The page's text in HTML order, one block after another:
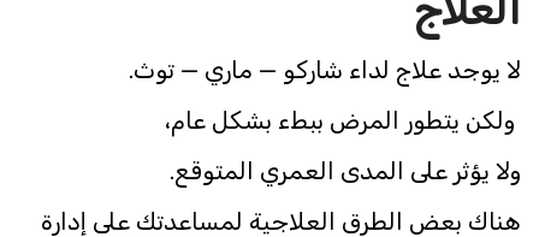
لا يوجد علاج لداء شاركو — ماري — توث.
ولكن يتطور المرض ببطء بشكل عام،
ولا يؤثر على المدى العمري المتوقع.
هناك بعض الطرق العلاجية لمساعدتك على إدارة